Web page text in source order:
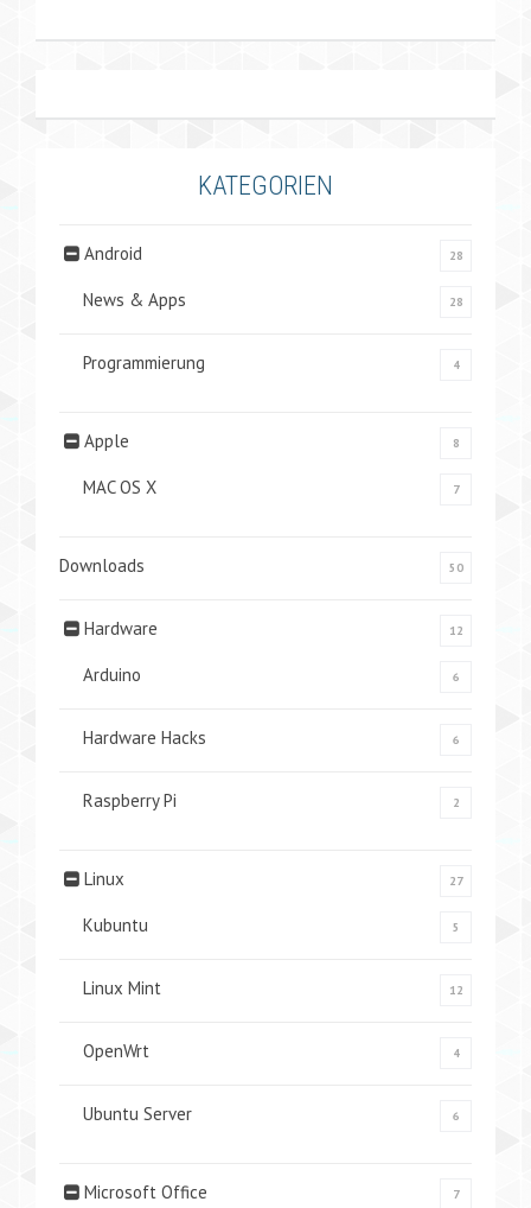
KATEGORIEN
Android 28
News & Apps 28
Programmierung 4
Apple 8
MAC OS X 7
Downloads 50
Hardware 12
Arduino 6
Hardware Hacks 6
Raspberry Pi 2
Linux 27
Kubuntu 5
Linux Mint 12
OpenWrt 4
Ubuntu Server 6
Microsoft Office 7